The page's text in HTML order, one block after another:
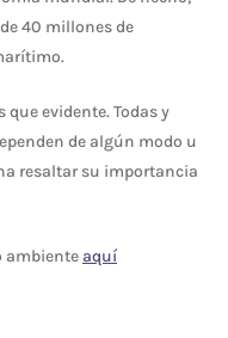
40 millones de
evidente. Todas y
de algún modo u
resaltar su importancia
ambiente aquí